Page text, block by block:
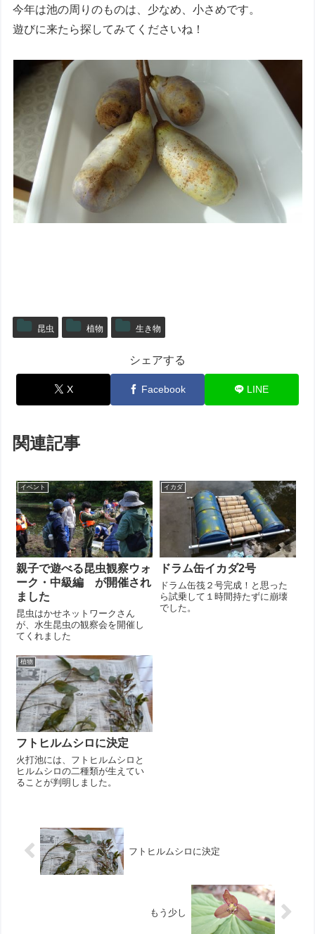
今年は池の周りのものは、少なめ、小さめです。
遊びに来たら探してみてくださいね！
昆虫 植物 生き物
シェアする
X Facebook LINE
関連記事
イベント
親子で遊べる昆虫観察ウォ
ーク・中級編 が開催され
ました
昆虫はかせネットワークさん
が、水生昆虫の観察会を開催し
てくれました
イカダ
ドラム缶イカダ2号
ドラム缶筏２号完成！と思った
ら試乗して１時間持たずに崩壊
でした。
植物
フトヒルムシロに決定
火打池には、フトヒルムシロと
ヒルムシロの二種類が生えてい
ることが判明しました。
フトヒルムシロに決定
もう少し